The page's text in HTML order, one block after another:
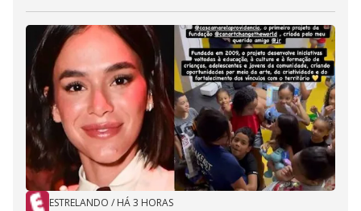
ESTRELANDO / HÁ 3 HORAS